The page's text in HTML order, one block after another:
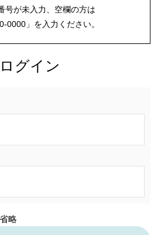
号が未入力、空欄の方は
0000」を入力ください。
ログイン
略